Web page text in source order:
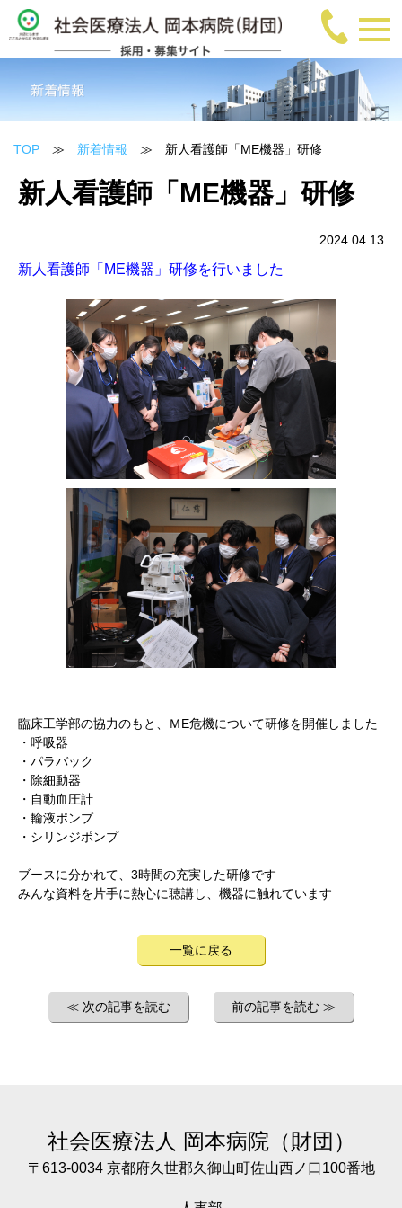
TOP ≫ 新着情報 ≫ 新人看護師「ME機器」研修
新人看護師「ME機器」研修
2024.04.13
新人看護師「ME機器」研修を行いました
臨床工学部の協力のもと、ＭE危機について研修を開催しました
・呼吸器
・パラバック
・除細動器
・自動血圧計
・輸液ポンプ
・シリンジポンプ
ブースに分かれて、3時間の充実した研修です
みんな資料を片手に熱心に聴講し、機器に触れています
一覧に戻る
≪ 次の記事を読む 前の記事を読む ≫
社会医療法人 岡本病院（財団）
〒613-0034 京都府久世郡久御山町佐山西ノ口100番地